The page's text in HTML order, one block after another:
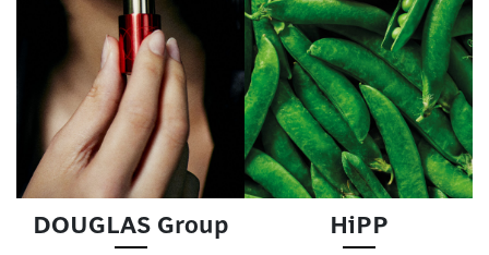
DOUGLAS Group HiPP